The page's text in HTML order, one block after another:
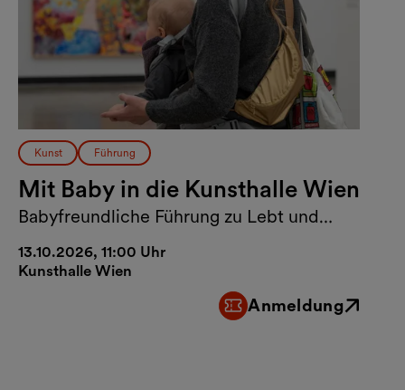
Kunst Führung
Mit Baby in die Kunsthalle Wien
Babyfreundliche Führung zu Lebt und
13.10.2026, 11:00 Uhr
Kunsthalle Wien
Anmeldung
Externer Link